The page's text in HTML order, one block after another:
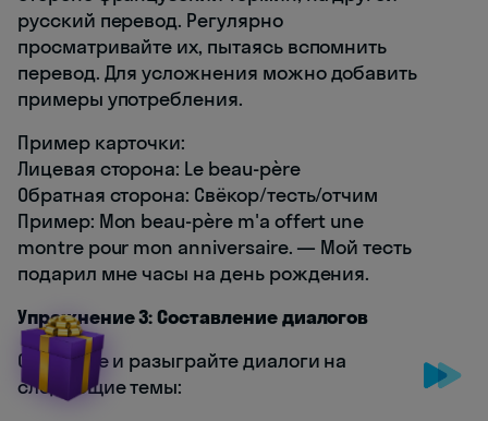
русский перевод. Регулярно
просматривайте их, пытаясь вспомнить
перевод. Для усложнения можно добавить
примеры употребления.
Пример карточки:
Лицевая сторона: Le beau-père
Обратная сторона: Свёкор/тесть/отчим
Пример: Mon beau-père m'a offert une
montre pour mon anniversaire. — Мой тесть
подарил мне часы на день рождения.
Упражнение 3: Составление диалогов
Составьте и разыграйте диалоги на
следующие темы: